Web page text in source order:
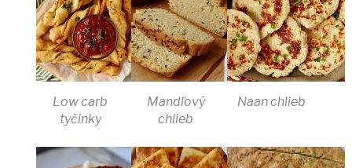
Low carb
tyčinky
Mandľový
chlieb
Naan chlieb